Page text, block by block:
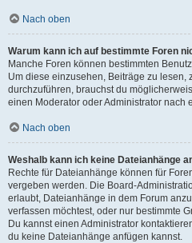
Nach oben
Warum kann ich auf bestimmte Foren
Manche Foren können bestimmten
Um diese einzusehen, Beiträge zu lesen,
durchzuführen, brauchst du
einen Moderator oder Administrator nach
Nach oben
Weshalb kann ich keine Dateianhänge
Rechte für Dateianhänge können für
vergeben werden. Die Board-
erlaubt, Dateianhänge in dem Forum
verfassen möchtest, oder nur bestimmte
Du kannst einen Administrator
du keine Dateianhänge anfügen kannst.